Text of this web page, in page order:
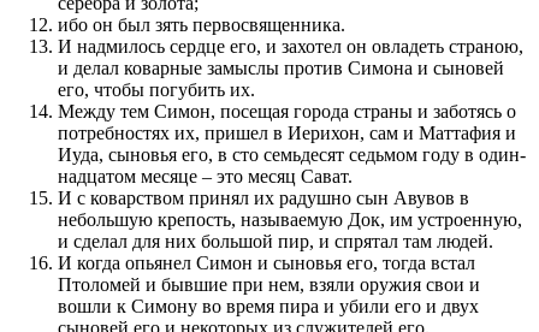
ибо он был зять первосвящен­ника.
И надмилось сердце его, и захотел он овладеть страною,
и делал коварные замыслы­ про­тив Симона и сыновей
его, чтобы по­губить их.
Между тем Симон, по­сещая города страны и заботясь о
по­требностях их, при­шел в Иерихон, сам и Маттафия и
Иуда, сыновья его, в сто семьдесят седьмом году в один­
надцатом месяце – это месяц Сават.
И с ковар­с­т­во­м при­нял их радушно сын Авувов в
небольшую крепость, называемую Док, им устроен­ную,
и сделал для них большой пир, и спрятал там людей.
И когда опьянел Симон и сыновья его, тогда встал
Птоломей и быв­шие при нем, взяли оружия свои и
вошли к Симону во время пира и убили его и двух